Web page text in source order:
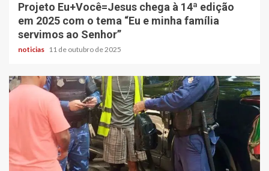
Projeto Eu+Você=Jesus chega à 14ª edição
em 2025 com o tema “Eu e minha família
servimos ao Senhor”
noticias 11 de outubro de 2025